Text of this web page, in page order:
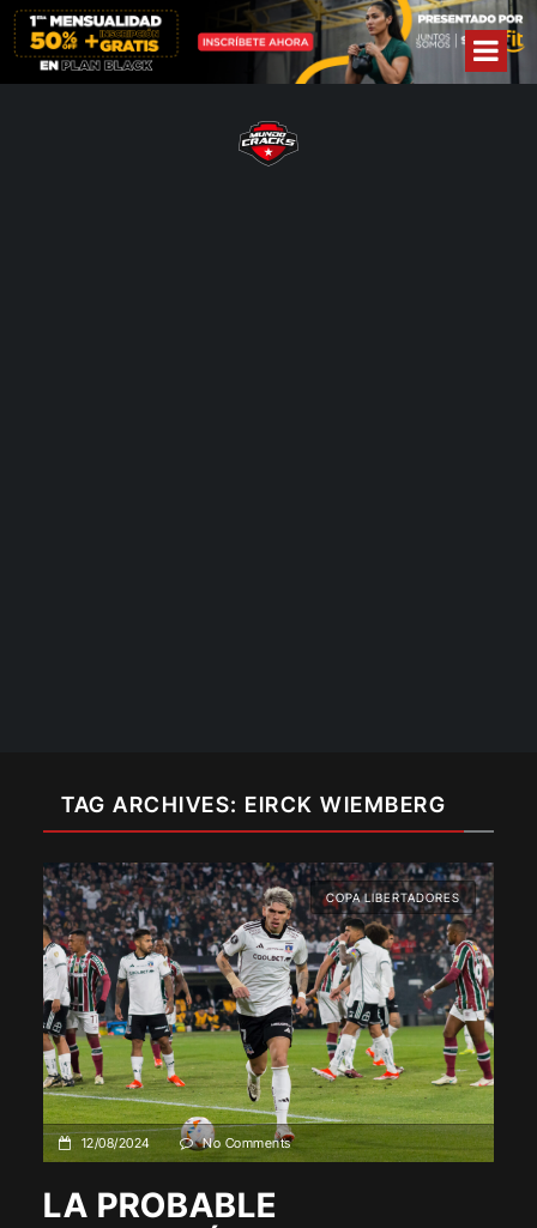
TAG ARCHIVES: EIRCK WIEMBERG
COPA LIBERTADORES
12/08/2024 No Comments
LA PROBABLE